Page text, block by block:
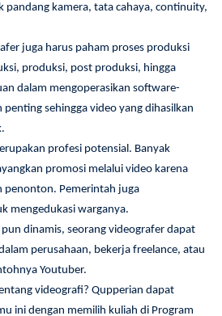
pandang kamera, tata cahaya, continuity,
juga harus paham proses produksi
produksi, post produksi, hingga
dalam mengoperasikan software-
sehingga video yang dihasilkan
profesi potensial. Banyak
promosi melalui video karena
penonton. Pemerintah juga
mengedukasi warganya.
dinamis, seorang videografer dapat
perusahaan, bekerja freelance, atau
Youtuber.
videografi? Qupperian dapat
ini dengan memilih kuliah di Program